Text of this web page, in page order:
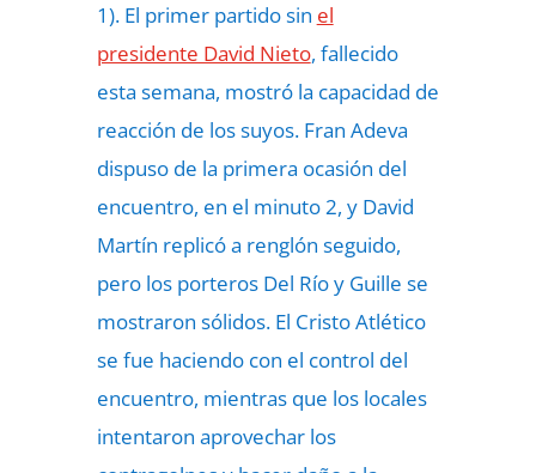
1). El primer partido sin el
presidente David Nieto, fallecido
esta semana, mostró la capacidad de
reacción de los suyos. Fran Adeva
dispuso de la primera ocasión del
encuentro, en el minuto 2, y David
Martín replicó a renglón seguido,
pero los porteros Del Río y Guille se
mostraron sólidos. El Cristo Atlético
se fue haciendo con el control del
encuentro, mientras que los locales
intentaron aprovechar los